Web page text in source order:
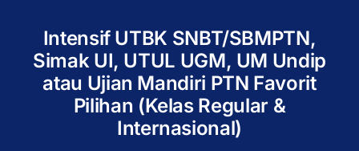
Intensif UTBK SNBT/SBMPTN,
Simak UI, UTUL UGM, UM Undip
atau Ujian Mandiri PTN Favorit
Pilihan (Kelas Regular &
Internasional)